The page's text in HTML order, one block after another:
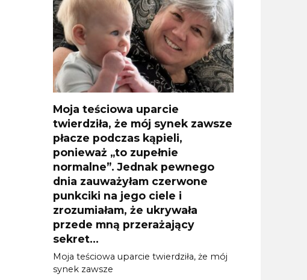
Moja teściowa uparcie
twierdziła, że mój synek zawsze
płacze podczas kąpieli,
ponieważ „to zupełnie
normalne”. Jednak pewnego
dnia zauważyłam czerwone
punkciki na jego ciele i
zrozumiałam, że ukrywała
przede mną przerażający
sekret…
Moja teściowa uparcie twierdziła, że mój
synek zawsze